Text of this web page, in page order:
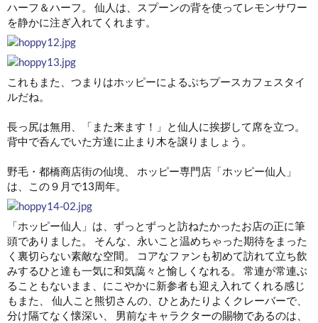
ハーフ＆ハーフ。 仙人は、スプーンの背を使ってレモンサワー
を静かに注ぎ入れてくれます。
これもまた、つまりはホッピーによるぷちプースカフェスタイ
ルだね。
長っ尻は無用、「また来ます！」と仙人に挨拶して席を立つ。
背中で呑んでいた方達に止まり木を譲りましょう。
野毛・都橋商店街の仙境、 ホッピー専門店「ホッピー仙人」
は、この９月で13周年。
「ホッピー仙人」は、ずっとずっと訪ねたかったお店の正に筆
頭でありました。 そんな、永いこと温めちゃった期待をまった
く裏切らない素敵な空間。 コアなファンも初めて訪れて立ち飲
みするひと達も一気に和気藹々と愉しくなれる。 常連が常連ぶ
ることもないまま、にこやかに新参者も迎え入れてくれる感じ
もまた、 仙人こと熊切さんの、ひとあたりよくクレーバーで、
分け隔てなく懐深い、 男前なキャラクターの賜物であるのは、